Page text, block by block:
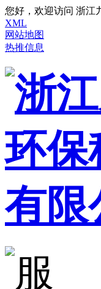
您好，欢迎访问 浙江
XML
网站地图
热推信息